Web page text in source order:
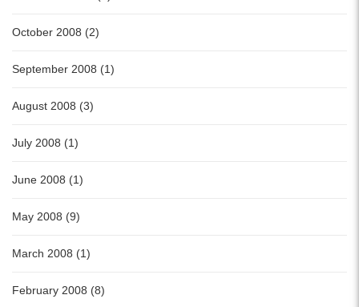
October 2008 (2)
September 2008 (1)
August 2008 (3)
July 2008 (1)
June 2008 (1)
May 2008 (9)
March 2008 (1)
February 2008 (8)